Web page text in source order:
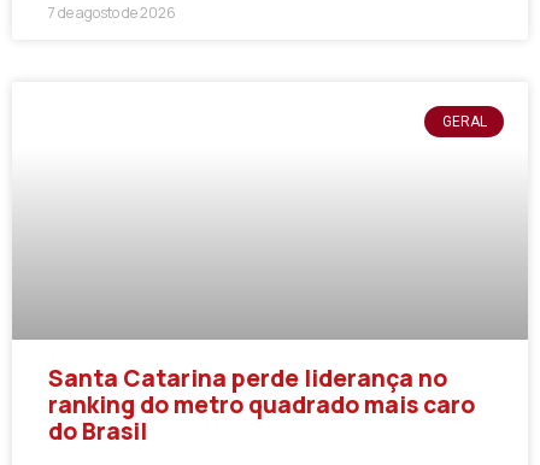
7 de agosto de 2026
GERAL
Santa Catarina perde liderança no
ranking do metro quadrado mais caro
do Brasil